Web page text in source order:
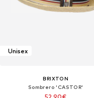
Unisex
BRIXTON
Sombrero 'CASTOR'